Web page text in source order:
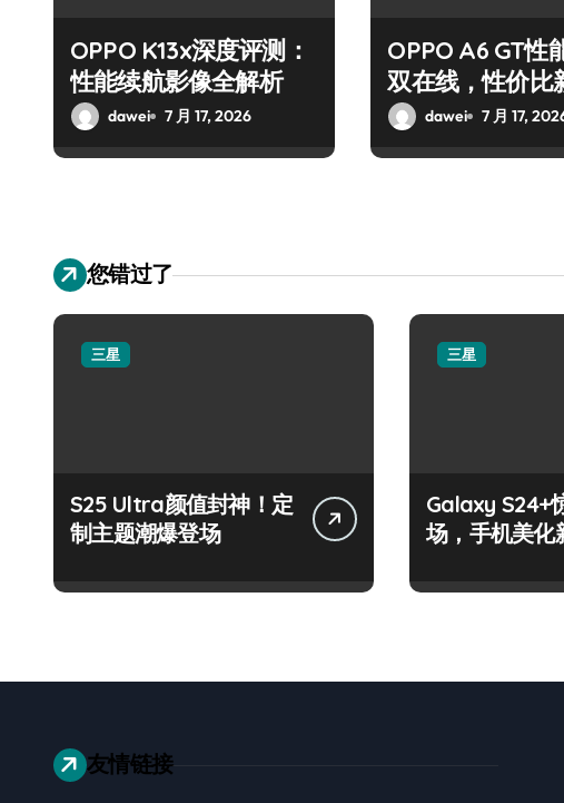
OPPO K13x深度评测：
性能续航影像全解析
dawei 7 月 17, 2026
OPPO A6 GT性
双在线，性价比
dawei 7 月 17,
您错过了
三星
S25 Ultra颜值封神！定
制主题潮爆登场
三星
Galaxy S24+
场，手机美化
友情链接